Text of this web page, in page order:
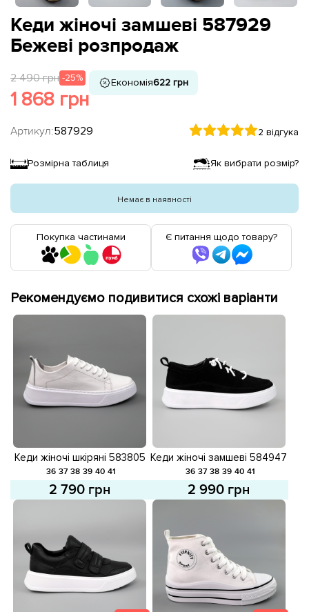
Кеди жіночі замшеві 587929
Бежеві розпродаж
2 490 грн -25%
1 868 грн
Економія622 грн
Артикул:587929 2 відгука
Розмірна таблиця Як вибрати розмір?
Немає в наявності
Покупка частинами Є питання щодо товару?
Рекомендуємо подивитися схожі варіанти
Кеди жіночі шкіряні 583805
Білі
36 37 38 39 40 41
2 790 грн
Кеди жіночі замшеві 584947
Чорні
36 37 38 39 40 41
2 990 грн